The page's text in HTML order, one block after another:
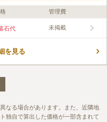
管理費
石代 未掲載
を見る
なる場合があります。また、近隣地
独自で算出した価格が一部含まれて